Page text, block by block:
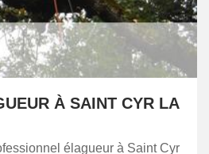
À SAINT CYR LA
élagueur à Saint Cyr